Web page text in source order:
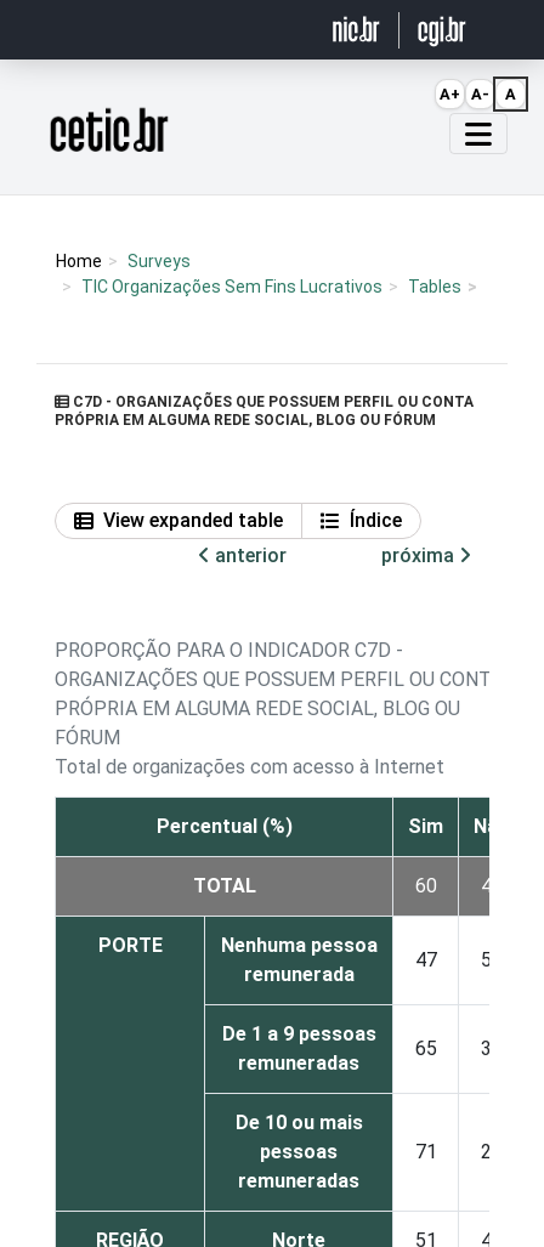
Página inicial
Home
Surveys
TIC Organizações Sem Fins Lucrativos
Tables
C7D - ORGANIZAÇÕES QUE POSSUEM PERFIL OU CONTA
PRÓPRIA EM ALGUMA REDE SOCIAL, BLOG OU FÓRUM
View expanded table
Índice
anterior
próxima
PROPORÇÃO PARA O INDICADOR C7D -
ORGANIZAÇÕES QUE POSSUEM PERFIL OU CONTA
PRÓPRIA EM ALGUMA REDE SOCIAL, BLOG OU
FÓRUM
Total de organizações com acesso à Internet
Percentual (%) Sim Não
TOTAL 60 40
PORTE
Nenhuma pessoa
remunerada
47 53
De 1 a 9 pessoas
remuneradas
65 35
De 10 ou mais
pessoas
remuneradas
71 29
REGIÃO Norte 51 49
A+ A- A